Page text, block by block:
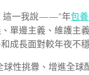
這一我說——”年包
單邊主義、維護主
成長面對較年夜不
球性挑釁、增進全球